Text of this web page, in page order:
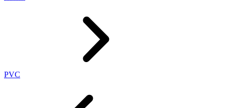
PVC